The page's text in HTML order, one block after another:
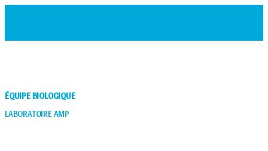
ÉQUIPE BIOLOGIQUE
LABORATOIRE AMP